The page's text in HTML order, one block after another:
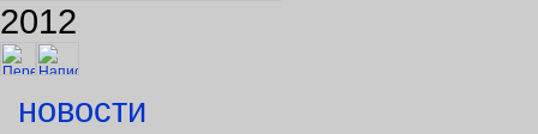
2012
новости